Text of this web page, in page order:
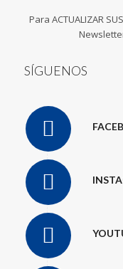
Para ACTUALIZAR
SÍGUENOS